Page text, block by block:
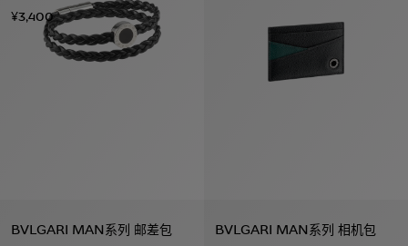
¥3,400
BVLGARI MAN系列 邮差包
BVLGARI MAN系列 相机包